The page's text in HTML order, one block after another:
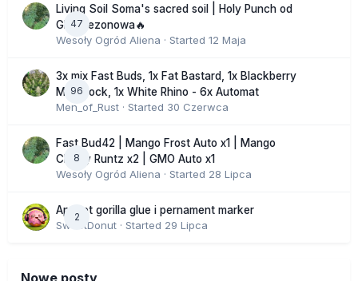
47
Living Soil Soma's sacred soil | Holy Punch od
GHS sezonowa🔥
Wesoły Ogród Aliena · Started 12 Maja
96
3x mix Fast Buds, 1x Fat Bastard, 1x Blackberry
Moonrock, 1x White Rhino - 6x Automat
Men_of_Rust · Started 30 Czerwca
8
Fast Bud42 | Mango Frost Auto x1 | Mango
Cherry Runtz x2 | GMO Auto x1
Wesoły Ogród Aliena · Started 28 Lipca
2
Apricot gorilla glue i pernament marker
SweetDonut · Started 29 Lipca
Nowe posty